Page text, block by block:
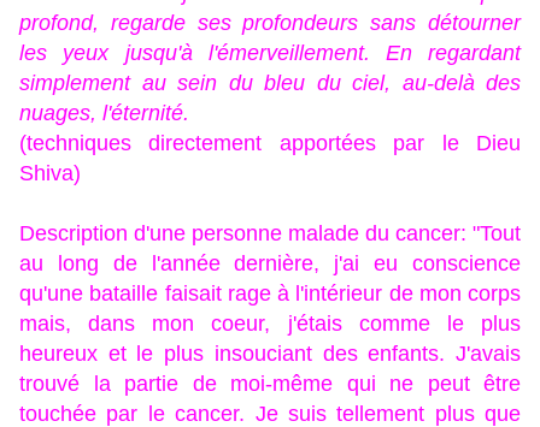
profond, regarde ses profondeurs sans détourner
les yeux jusqu'à l'émerveillement.
En regardant
simplement au sein du bleu du ciel, au-delà des
nuages, l'éternité.
(techniques directement apportées par le Dieu
Shiva)
Description d'une personne malade du cancer: "Tout
au long de l'année dernière, j'ai eu conscience
qu'une bataille faisait rage à l'intérieur de mon corps
mais, dans mon coeur, j'étais comme le plus
heureux et le plus insouciant des enfants. J'avais
trouvé la partie de moi-même qui ne peut être
touchée par le cancer. Je suis tellement plus que